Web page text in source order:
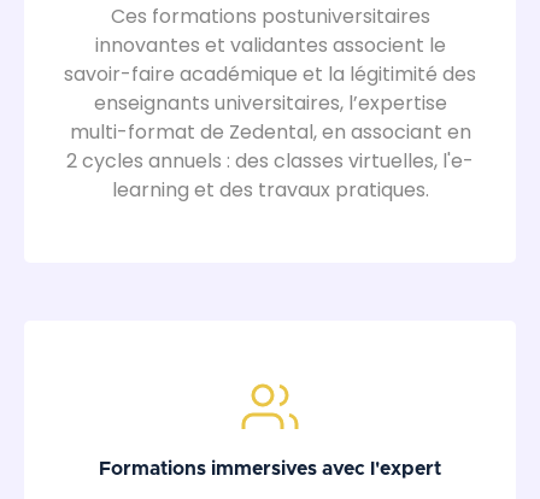
Ces formations postuniversitaires
innovantes et validantes associent le
savoir-faire académique et la légitimité des
enseignants universitaires, l’expertise
multi-format de Zedental, en associant en
2 cycles annuels : des classes virtuelles, l'e-
learning et des travaux pratiques.
Formations immersives avec l'expert